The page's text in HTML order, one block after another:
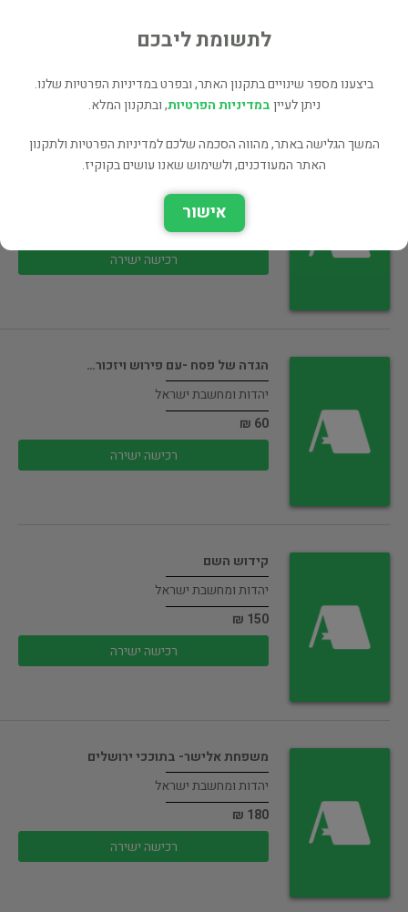
60 ₪
הצופן - סודות היקום ושם האדם…
יהדות ומחשבת ישראל
רכישה ישירה
הגדה של פסח -עם פירוש ויזכור…
יהדות ומחשבת ישראל
60 ₪
רכישה ישירה
קידוש השם
יהדות ומחשבת ישראל
150 ₪
רכישה ישירה
משפחת אלישר- בתוככי ירושלים
יהדות ומחשבת ישראל
180 ₪
רכישה ישירה
לתשומת ליבכם
ביצענו מספר שינויים בתקנון האתר, ובפרט במדיניות הפרטיות שלנו.
ניתן לעייןבמדיניות הפרטיות, ובתקנון המלא.
המשך הגלישה באתר, מהווה הסכמה שלכם למדיניות הפרטיות ולתקנון
האתר המעודכנים, ולשימוש שאנו עושים בקוקיז.
אישור